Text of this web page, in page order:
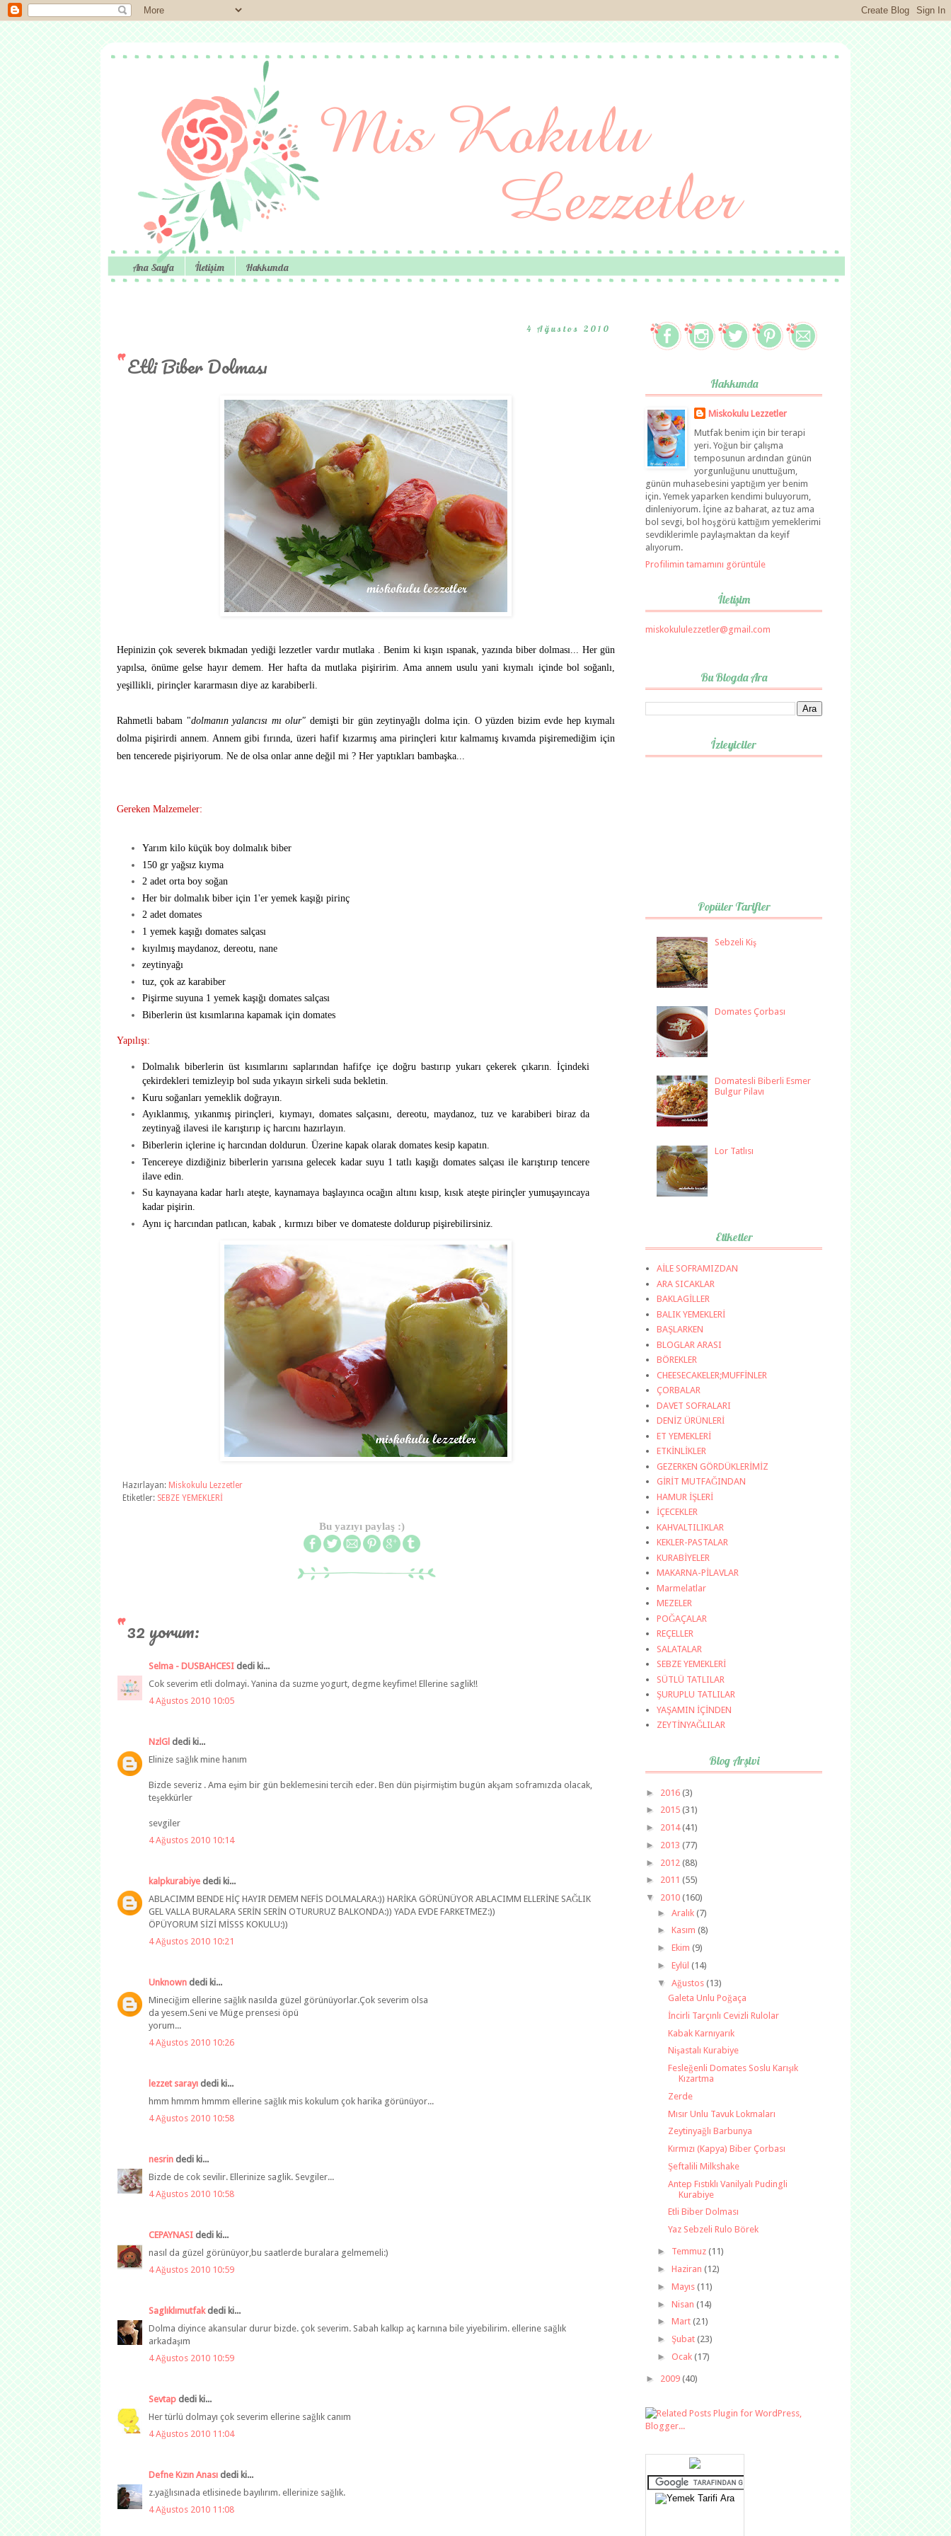
Ana Sayfa İletişim Hakkımda
4 Ağustos 2010
Etli Biber Dolması
Hepinizin çok severek bıkmadan yediği lezzetler vardır mutlaka . Benim ki kışın ıspanak, yazında biber dolması... Her gün
yapılsa, önüme gelse hayır demem. Her hafta da mutlaka pişiririm. Ama annem usulu yani kıymalı içinde bol soğanlı,
yeşillikli, pirinçler kararmasın diye az karabiberli.
Rahmetli babam "dolmanın yalancısı mı olur" demişti bir gün zeytinyağlı dolma için. O yüzden bizim evde hep kıymalı
dolma pişirirdi annem. Annem gibi fırında, üzeri hafif kızarmış ama pirinçleri kıtır kalmamış kıvamda pişiremediğim için
ben tencerede pişiriyorum. Ne de olsa onlar anne değil mi ? Her yaptıkları bambaşka...
Gereken Malzemeler:
Yarım kilo küçük boy dolmalık biber
150 gr yağsız kıyma
2 adet orta boy soğan
Her bir dolmalık biber için 1'er yemek kaşığı pirinç
2 adet domates
1 yemek kaşığı domates salçası
kıyılmış maydanoz, dereotu, nane
zeytinyağı
tuz, çok az karabiber
Pişirme suyuna 1 yemek kaşığı domates salçası
Biberlerin üst kısımlarına kapamak için domates
Yapılışı:
Dolmalık biberlerin üst kısımlarını saplarından hafifçe içe doğru bastırıp yukarı çekerek çıkarın. İçindeki
çekirdekleri temizleyip bol suda yıkayın sirkeli suda bekletin.
Kuru soğanları yemeklik doğrayın.
Ayıklanmış, yıkanmış pirinçleri, kıymayı, domates salçasını, dereotu, maydanoz, tuz ve karabiberi biraz da
zeytinyağ ilavesi ile karıştırıp iç harcını hazırlayın.
Biberlerin içlerine iç harcından doldurun. Üzerine kapak olarak domates kesip kapatın.
Tencereye dizdiğiniz biberlerin yarısına gelecek kadar suyu 1 tatlı kaşığı domates salçası ile karıştırıp tencere
ilave edin.
Su kaynayana kadar harlı ateşte, kaynamaya başlayınca ocağın altını kısıp, kısık ateşte pirinçler yumuşayıncaya
kadar pişirin.
Aynı iç harcından patlıcan, kabak , kırmızı biber ve domateste doldurup pişirebilirsiniz.
Hazırlayan: Miskokulu Lezzetler
Etiketler: SEBZE YEMEKLERİ
Bu yazıyı paylaş :)
32 yorum:
Selma - DUSBAHCESI dedi ki...
Cok severim etli dolmayi. Yanina da suzme yogurt, degme keyfime! Ellerine saglik!!
4 Ağustos 2010 10:05
NzlGl dedi ki...
Elinize sağlık mine hanım
Bizde severiz . Ama eşim bir gün beklemesini tercih eder. Ben dün pişirmiştim bugün akşam soframızda olacak,
teşekkürler
sevgiler
4 Ağustos 2010 10:14
kalpkurabiye dedi ki...
ABLACIMM BENDE HİÇ HAYIR DEMEM NEFİS DOLMALARA:)) HARİKA GÖRÜNÜYOR ABLACIMM ELLERİNE SAĞLIK
GEL VALLA BURALARA SERİN SERİN OTURURUZ BALKONDA:)) YADA EVDE FARKETMEZ:))
ÖPÜYORUM SİZİ MİSSS KOKULU:))
4 Ağustos 2010 10:21
Unknown dedi ki...
Mineciğim ellerine sağlık nasılda güzel görünüyorlar.Çok severim olsa
da yesem.Seni ve Müge prensesi öpü
yorum...
4 Ağustos 2010 10:26
lezzet sarayı dedi ki...
hmm hmmm hmmm ellerine sağlık mis kokulum çok harika görünüyor...
4 Ağustos 2010 10:58
nesrin dedi ki...
Bizde de cok sevilir. Ellerinize saglik. Sevgiler...
4 Ağustos 2010 10:58
CEPAYNASI dedi ki...
nasıl da güzel görünüyor,bu saatlerde buralara gelmemeli:)
4 Ağustos 2010 10:59
Saglıklımutfakdedi ki...
Dolma diyince akansular durur bizde. çok severim. Sabah kalkıp aç karnına bile yiyebilirim. ellerine sağlık
arkadaşım
4 Ağustos 2010 10:59
Sevtap dedi ki...
Her türlü dolmayı çok severim ellerine sağlık canım
4 Ağustos 2010 11:04
Defne Kızın Anası dedi ki...
z.yağlısınada etlisinede bayılırım. ellerinize sağlık.
4 Ağustos 2010 11:08
Hakkımda
Miskokulu Lezzetler
Mutfak benim için bir terapi
yeri. Yoğun bir çalışma
temposunun ardından günün
yorgunluğunu unuttuğum,
günün muhasebesini yaptığım yer benim
için. Yemek yaparken kendimi buluyorum,
dinleniyorum. İçine az baharat, az tuz ama
bol sevgi, bol hoşgörü kattığım yemeklerimi
sevdiklerimle paylaşmaktan da keyif
alıyorum.
Profilimin tamamını görüntüle
İletişim
miskokululezzetler@gmail.com
Bu Blogda Ara
İzleyiciler
Popüler Tarifler
Sebzeli Kiş
Domates Çorbası
Domatesli Biberli Esmer
Bulgur Pilavı
Lor Tatlısı
Etiketler
AİLE SOFRAMIZDAN
ARA SICAKLAR
BAKLAGİLLER
BALIK YEMEKLERİ
BAŞLARKEN
BLOGLAR ARASI
BÖREKLER
CHEESECAKELER;MUFFİNLER
ÇORBALAR
DAVET SOFRALARI
DENİZ ÜRÜNLERİ
ET YEMEKLERİ
ETKİNLİKLER
GEZERKEN GÖRDÜKLERİMİZ
GİRİT MUTFAĞINDAN
HAMUR İŞLERİ
İÇECEKLER
KAHVALTILIKLAR
KEKLER-PASTALAR
KURABİYELER
MAKARNA-PİLAVLAR
Marmelatlar
MEZELER
POĞAÇALAR
REÇELLER
SALATALAR
SEBZE YEMEKLERİ
SÜTLÜ TATLILAR
ŞURUPLU TATLILAR
YAŞAMIN İÇİNDEN
ZEYTİNYAĞLILAR
Blog Arşivi
► 2016 (3)
► 2015 (31)
► 2014(41)
► 2013 (77)
► 2012 (88)
► 2011 (55)
▼ 2010 (160)
► Aralık (7)
► Kasım (8)
► Ekim (9)
► Eylül (14)
▼ Ağustos (13)
Galeta Unlu Poğaça
İncirli Tarçınlı Cevizli Rulolar
Kabak Karnıyarık
Nişastalı Kurabiye
Fesleğenli Domates Soslu Karışık
Kızartma
Zerde
Mısır Unlu Tavuk Lokmaları
Zeytinyağlı Barbunya
Kırmızı (Kapya) Biber Çorbası
Şeftalili Milkshake
Antep Fıstıklı Vanilyalı Pudingli
Kurabiye
Etli Biber Dolması
Yaz Sebzeli Rulo Börek
► Temmuz (11)
► Haziran (12)
► Mayıs (11)
► Nisan (14)
► Mart (21)
► Şubat (23)
► Ocak (17)
► 2009 (40)